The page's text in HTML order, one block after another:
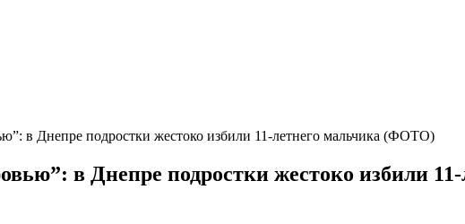
в Днепре подростки жестоко избили 11-летнего мальчика (ФОТО)
в Днепре подростки жестоко избили